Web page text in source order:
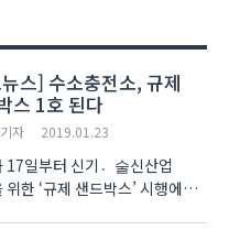
스] 수소충전소, 규제
스 1호 된다
자 2019.01.23
17일부터 신기술〮신산업
위한 ‘규제 샌드박스’ 시행에